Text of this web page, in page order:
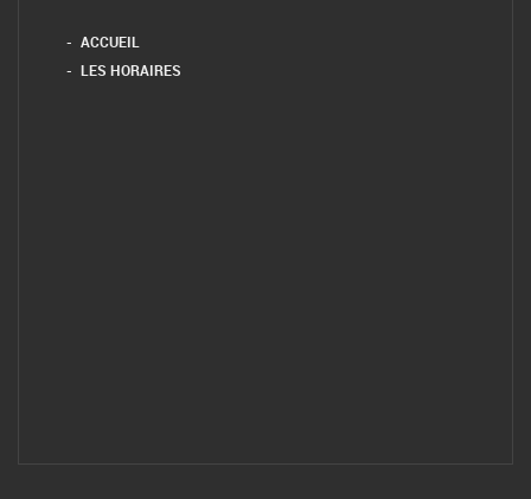
ACCUEIL
LES HORAIRES